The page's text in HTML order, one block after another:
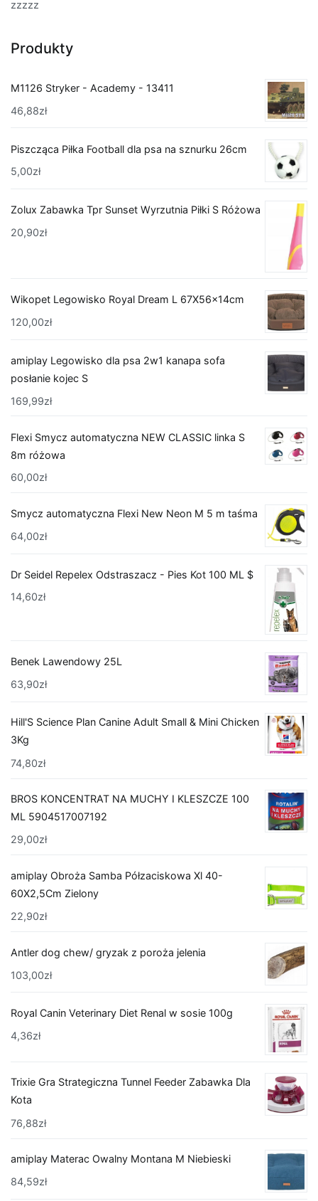
zzzzz
Produkty
M1126 Stryker - Academy - 13411
46,88zł
Piszcząca Piłka Football dla psa na sznurku 26cm
5,00zł
Zolux Zabawka Tpr Sunset Wyrzutnia Piłki S Różowa
20,90zł
Wikopet Legowisko Royal Dream L 67X56x14cm
120,00zł
amiplay Legowisko dla psa 2w1 kanapa sofa
posłanie kojec S
169,99zł
Flexi Smycz automatyczna NEW CLASSIC linka S
8m różowa
60,00zł
Smycz automatyczna Flexi New Neon M 5 m taśma
64,00zł
Dr Seidel Repelex Odstraszacz - Pies Kot 100 ML $
14,60zł
Benek Lawendowy 25L
63,90zł
Hill'S Science Plan Canine Adult Small & Mini Chicken
3Kg
74,80zł
BROS KONCENTRAT NA MUCHY I KLESZCZE 100
ML 5904517007192
29,00zł
amiplay Obroża Samba Półzaciskowa Xl 40-
60X2,5Cm Zielony
22,90zł
Antler dog chew/ gryzak z poroża jelenia
103,00zł
Royal Canin Veterinary Diet Renal w sosie 100g
4,36zł
Trixie Gra Strategiczna Tunnel Feeder Zabawka Dla
Kota
76,88zł
amiplay Materac Owalny Montana M Niebieski
84,59zł